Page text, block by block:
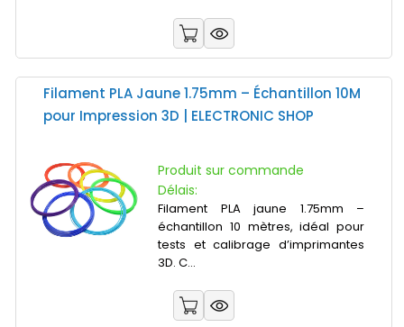
Filament PLA Jaune 1.75mm – Échantillon 10M
pour Impression 3D | ELECTRONIC SHOP
Produit sur commande
Délais:
Filament PLA jaune 1.75mm –
échantillon 10 mètres, idéal pour
tests et calibrage d’imprimantes
3D. C...